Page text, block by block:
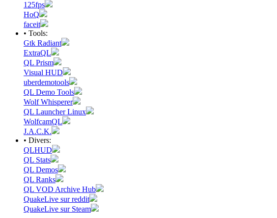
125fps
HoQ
faceit
• Tools:
Gtk Radiant
ExtraQL
QL Prism
Visual HUD
uberdemotools
QL Demo Tools
Wolf Whisperer
QL Launcher Linux
WolfcamQL
J.A.C.K.
• Divers:
QLHUD
QL Stats
QL Demos
QL Ranks
QL VOD Archive Hub
QuakeLive sur reddit
QuakeLive sur Steam